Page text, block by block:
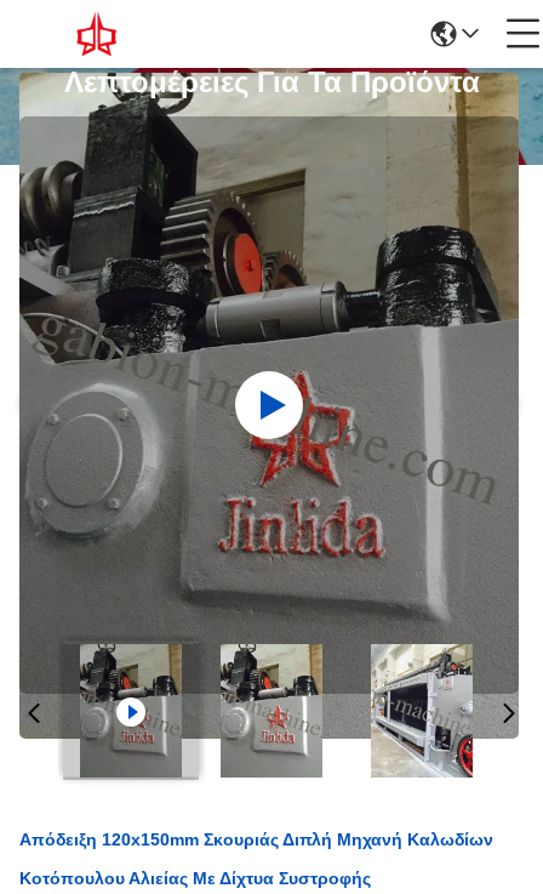
Λεπτομέρειες Για Τα Προϊόντα
Απόδειξη 120x150mm Σκουριάς Διπλή Μηχανή Καλωδίων
Κοτόπουλου Αλιείας Με Δίχτυα Συστροφής